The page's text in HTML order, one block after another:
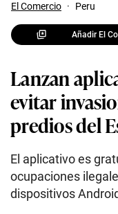
El Comercio · Peru
Añadir El
Lanzan
evitar
predios del
El aplicativo es
ocupaciones
dispositivos